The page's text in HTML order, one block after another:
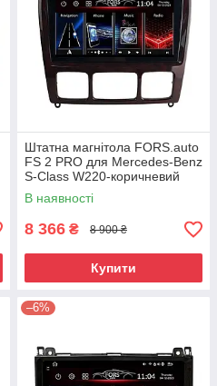
Штатна магнітола FORS.auto
FS 2 PRO для Mercedes-Benz
S-Class W220-коричневий
(2+32Gb, 9") 1998-2005
В наявності
8 366 ₴ 8 900 ₴
Купити
–6%